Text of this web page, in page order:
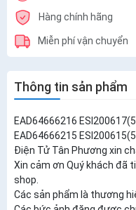
Hàng chính hãng
Miễn phí vận chuyển
Thông tin sản phẩm
EAD64666216
EAD64666215
Điện Tử Tân Phương xin
Xin cảm ơn Quý khách đã
shop.
Các sản phẩm là thương